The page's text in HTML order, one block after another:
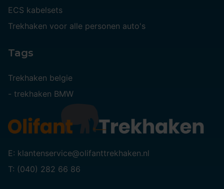
ECS kabelsets
Trekhaken voor alle personen auto's
Tags
Trekhaken belgie
- trekhaken BMW
E: klantenservice@olifanttrekhaken.nl
T: (040) 282 66 86